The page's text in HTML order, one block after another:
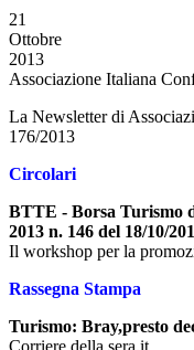
21
Ottobre
2013
Associazione Italiana
La Newsletter di
176/2013
Circolari
BTTE - Borsa Turismo
2013 n. 146 del 18/10/
Il workshop per la
Rassegna Stampa
Turismo: Bray,presto
Corriere della sera.it